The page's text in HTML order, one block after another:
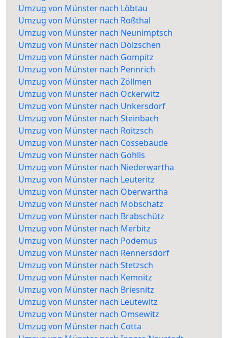
Umzug von Münster nach Löbtau
Umzug von Münster nach Roßthal
Umzug von Münster nach Neunimptsch
Umzug von Münster nach Dölzschen
Umzug von Münster nach Gompitz
Umzug von Münster nach Pennrich
Umzug von Münster nach Zöllmen
Umzug von Münster nach Ockerwitz
Umzug von Münster nach Unkersdorf
Umzug von Münster nach Steinbach
Umzug von Münster nach Roitzsch
Umzug von Münster nach Cossebaude
Umzug von Münster nach Gohlis
Umzug von Münster nach Niederwartha
Umzug von Münster nach Leuteritz
Umzug von Münster nach Oberwartha
Umzug von Münster nach Mobschatz
Umzug von Münster nach Brabschütz
Umzug von Münster nach Merbitz
Umzug von Münster nach Podemus
Umzug von Münster nach Rennersdorf
Umzug von Münster nach Stetzsch
Umzug von Münster nach Kemnitz
Umzug von Münster nach Briesnitz
Umzug von Münster nach Leutewitz
Umzug von Münster nach Omsewitz
Umzug von Münster nach Cotta